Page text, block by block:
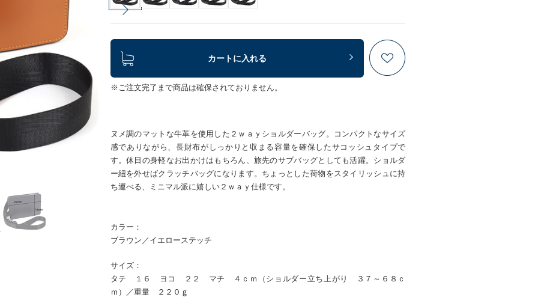
カートに入れる
※ご注文完了まで商品は確保されておりません。
ヌメ調のマットな牛革を使用した２ｗａｙショルダーバッグ。コンパクトなサイズ
感でありながら、長財布がしっかりと収まる容量を確保したサコッシュタイプで
す。休日の身軽なお出かけはもちろん、旅先のサブバッグとしても活躍。ショルダ
ー紐を外せばクラッチバッグになります。ちょっとした荷物をスタイリッシュに持
ち運べる、ミニマル派に嬉しい２ｗａｙ仕様です。
カラー：
ブラウン／イエローステッチ
サイズ：
タテ １６ ヨコ ２２ マチ ４ｃｍ（ショルダー立ち上がり ３７～６８ｃ
ｍ）／重量 ２２０ｇ